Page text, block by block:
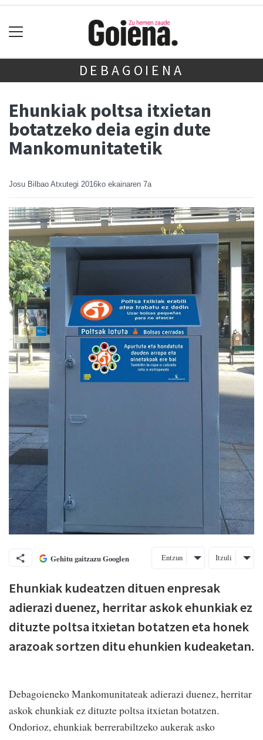
DEBAGOIENA
Ehunkiak poltsa itxietan
botatzeko deia egin dute
Mankomunitatetik
Josu Bilbao Atxutegi 2016ko ekainaren 7a
Gehitu gaitzazu Googlen Entzun Itzuli
Ehunkiak kudeatzen dituen enpresak
adierazi duenez, herritar askok ehunkiak ez
dituzte poltsa itxietan botatzen eta honek
arazoak sortzen ditu ehunkien kudeaketan.
Debagoieneko Mankomunitateak adierazi duenez, herritar
askok ehunkiak ez dituzte poltsa itxietan botatzen.
Ondorioz, ehunkiak berrerabiltzeko aukerak asko